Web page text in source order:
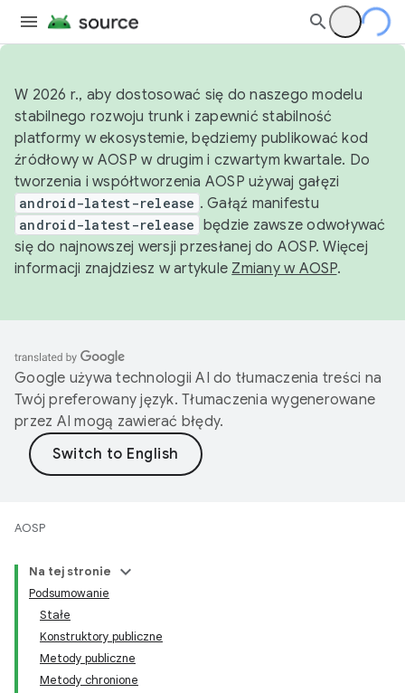
W 2026 r., aby dostosować się do naszego modelu
stabilnego rozwoju trunk i zapewnić stabilność
platformy w ekosystemie, będziemy publikować kod
źródłowy w AOSP w drugim i czwartym kwartale. Do
tworzenia i współtworzenia AOSP używaj gałęzi
android-latest-release . Gałąź manifestu
android-latest-release będzie zawsze odwoływać
się do najnowszej wersji przesłanej do AOSP. Więcej
informacji znajdziesz w artykule Zmiany w AOSP.
Google używa technologii AI do tłumaczenia treści na
Twój preferowany język. Tłumaczenia wygenerowane
przez AI mogą zawierać błędy.
AOSP
Na tej stronie
Podsumowanie
Stałe
Konstruktory publiczne
Metody publiczne
Metody chronione